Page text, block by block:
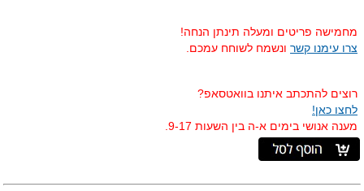
מחמישה פריטים ומעלה תינתן הנחה!
צרו עימנו קשר ונשמח לשוחח עמכם.
רוצים להתכתב איתנו בוואטסאפ?
לחצו כאן!
מענה אנושי בימים א-ה בין השעות 9-17.